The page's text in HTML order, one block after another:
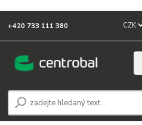
CZK
+420 733 111 380